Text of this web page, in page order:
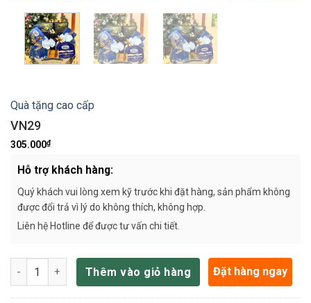
Quà tặng cao cấp
VN29
305.000₫
Hỗ trợ khách hàng:
Quý khách vui lòng xem kỹ trước khi đặt hàng, sản phẩm không
được đổi trả vì lý do không thích, không hợp.
Liên hệ Hotline để được tư vấn chi tiết.
VN29 số lượng Thêm vào giỏ hàng Đặt hàng ngay